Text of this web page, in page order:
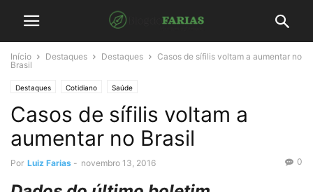
Início Destaques Destaques
Casos de sífilis voltam a aumentar no
Brasil
Destaques Cotidiano Saúde
Casos de sífilis voltam a
aumentar no Brasil
Por Luiz Farias - novembro 13, 2016 0